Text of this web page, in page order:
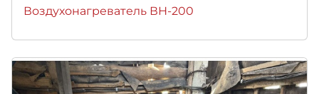
Воздухонагреватель ВН-200